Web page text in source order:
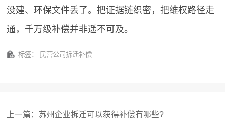
没建、环保文件丢了。把证据链织密，把维权路径走
通，千万级补偿并非遥不可及。
标签： 民营公司拆迁补偿
上一篇： 苏州企业拆迁可以获得补偿有哪些?